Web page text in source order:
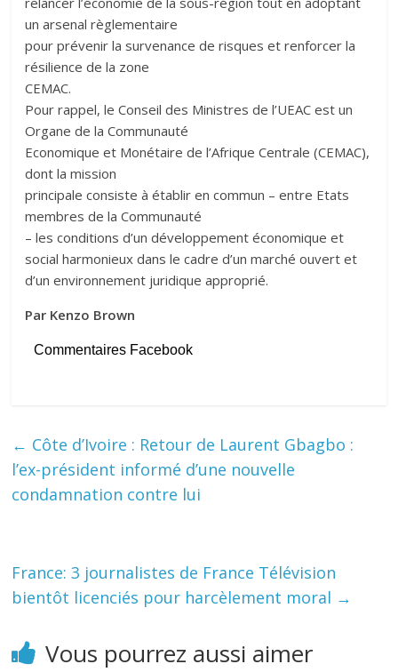
un arsenal règlementaire
pour prévenir la survenance de risques et renforcer la
résilience de la zone
CEMAC.
Pour rappel, le Conseil des Ministres de l’UEAC est un
Organe de la Communauté
Economique et Monétaire de l’Afrique Centrale (CEMAC),
dont la mission
principale consiste à établir en commun – entre Etats
membres de la Communauté
– les conditions d’un développement économique et
social harmonieux dans le cadre d’un marché ouvert et
d’un environnement juridique approprié.
Par Kenzo Brown
Commentaires Facebook
← Côte d’Ivoire : Retour de Laurent Gbagbo :
l’ex-président informé d’une nouvelle
condamnation contre lui
France: 3 journalistes de France Télévision
bientôt licenciés pour harcèlement moral →
Vous pourrez aussi aimer